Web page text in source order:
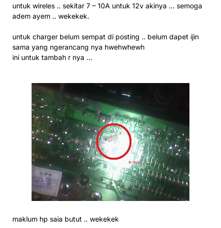
untuk wireles .. sekitar 7 – 10A untuk 12v akinya … semoga
adem ayem .. wekekek.
untuk charger belum sempat di posting .. belum dapet ijin
sama yang ngerancang nya hwehwhewh
ini untuk tambah r nya …
maklum hp saia butut .. wekekek